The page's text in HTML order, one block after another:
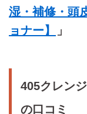
湿・補修・頭
ョナー】
」
405クレン
の口コミ